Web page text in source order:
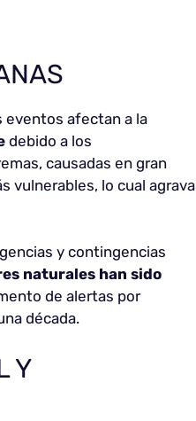
eventos afectan a la
debido a los
causadas en gran
vulnerables, lo cual agrava
y contingencias
naturales han sido
de alertas por
década.
Y